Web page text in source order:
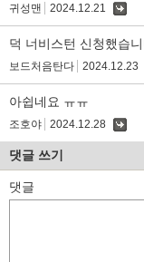
귀성맨 2024.12.21
덕 너비스턴 신청했습
보드처음탄다 2024.12.23
아쉽네요 ㅠㅠ
조호야 2024.12.28
댓글 쓰기
댓글